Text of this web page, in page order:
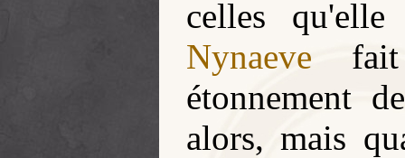
celles
Nynaeve fait
étonnement
alors, mais